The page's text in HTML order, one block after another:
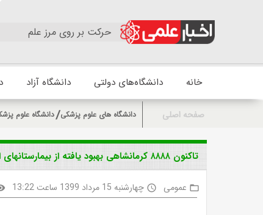
حرکت بر روی مرز علم
خانه دانشگاه‌های دولتی دانشگاه آزاد
صفحه اصلی دانشگاه های علوم پزشکی دانشگاه علوم
تاکنون ۸۸۸۸ کرمانشاهی بهبود یافته از بیمارستانهای استان ترخیص شده اند
folder_open عمومی access_time چهارشنبه 15 مرداد 1399 ساعت 13:22